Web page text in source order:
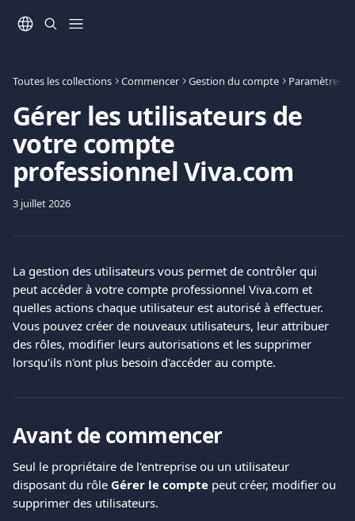
Toutes les collections Commencer Gestion du compte Paramètres
Gérer les utilisateurs de
votre compte
professionnel Viva.com
3 juillet 2026
La gestion des utilisateurs vous permet de contrôler qui
peut accéder à votre compte professionnel Viva.com et
quelles actions chaque utilisateur est autorisé à effectuer.
Vous pouvez créer de nouveaux utilisateurs, leur attribuer
des rôles, modifier leurs autorisations et les supprimer
lorsqu'ils n'ont plus besoin d'accéder au compte.
Avant de commencer
Seul le propriétaire de l'entreprise ou un utilisateur
disposant du rôle Gérer le compte peut créer, modifier ou
supprimer des utilisateurs.